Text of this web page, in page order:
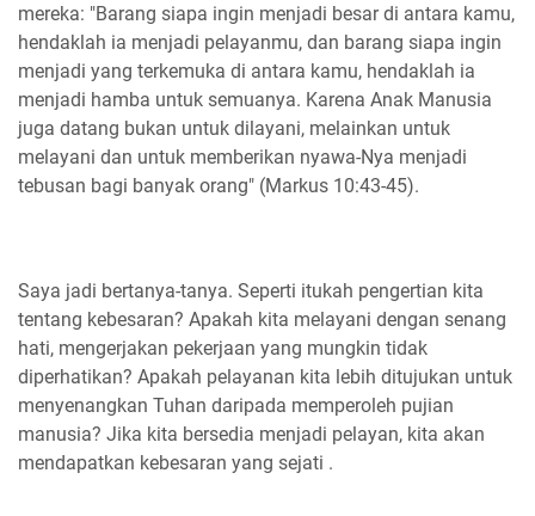
mereka: "Barang siapa ingin menjadi besar di antara kamu,
hendaklah ia menjadi pelayanmu, dan barang siapa ingin
menjadi yang terkemuka di antara kamu, hendaklah ia
menjadi hamba untuk semuanya. Karena Anak Manusia
juga datang bukan untuk dilayani, melainkan untuk
melayani dan untuk memberikan nyawa-Nya menjadi
tebusan bagi banyak orang" (Markus 10:43-45).
Saya jadi bertanya-tanya. Seperti itukah pengertian kita
tentang kebesaran? Apakah kita melayani dengan senang
hati, mengerjakan pekerjaan yang mungkin tidak
diperhatikan? Apakah pelayanan kita lebih ditujukan untuk
menyenangkan Tuhan daripada memperoleh pujian
manusia? Jika kita bersedia menjadi pelayan, kita akan
mendapatkan kebesaran yang sejati .